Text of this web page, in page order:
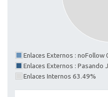
Enlaces Externos : noFollow
Enlaces Externos : Pasando
Enlaces Internos 63.49%